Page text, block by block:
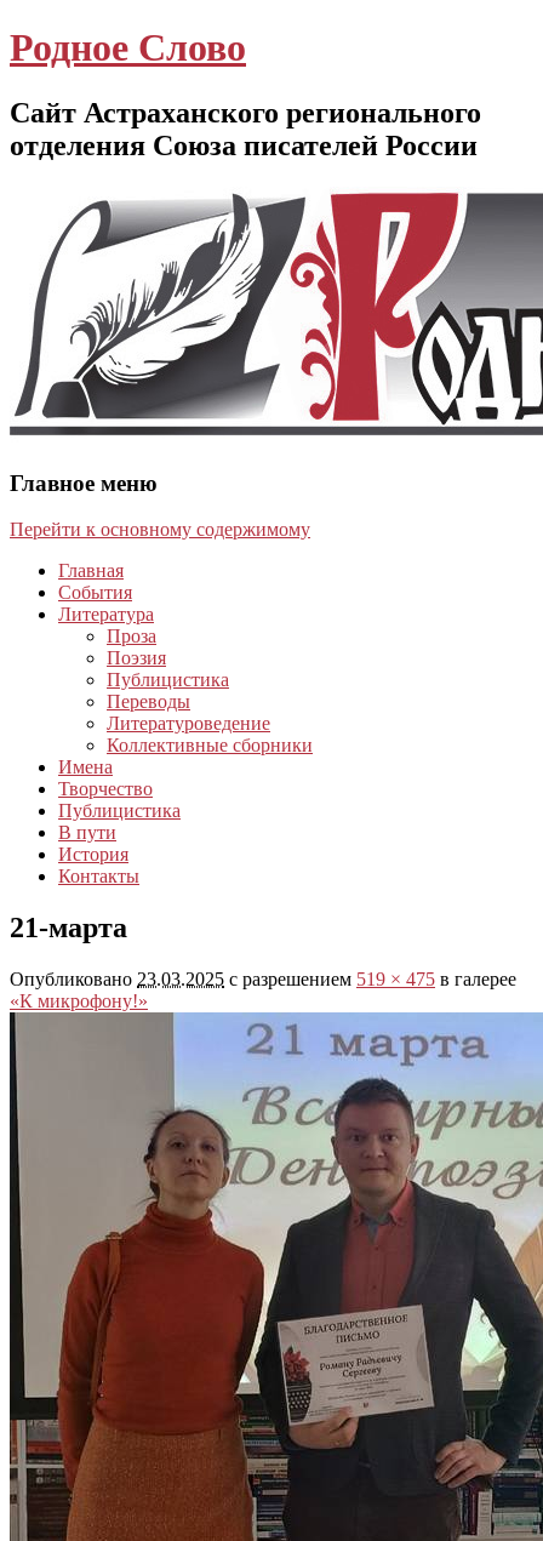
Родное Слово
Сайт Астраханского регионального
отделения Союза писателей России
Главное меню
Перейти к основному содержимому
Главная
События
Литература
Проза
Поэзия
Публицистика
Переводы
Литературоведение
Коллективные сборники
Имена
Творчество
Публицистика
В пути
История
Контакты
21-марта
Опубликовано 23.03.2025 с разрешением 519 × 475 в галерее
«К микрофону!»